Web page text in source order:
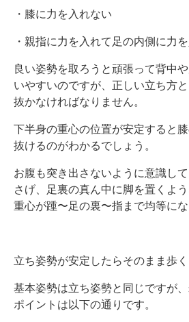
・膝に力を入れない
・親指に力を入れて足の内側に力
良い姿勢を取ろうと頑張って背中
いやすいのですが、正しい立ち方
抜かなければなりません。
下半身の重心の位置が安定すると
抜けるのがわかるでしょう。
お腹も突き出さないように意識し
さげ、足裏の真ん中に脚を置くよ
重心が踵〜足の裏〜指まで均等にな
立ち姿勢が安定したらそのまま歩く
基本姿勢は立ち姿勢と同じですが
ポイントは以下の通りです。